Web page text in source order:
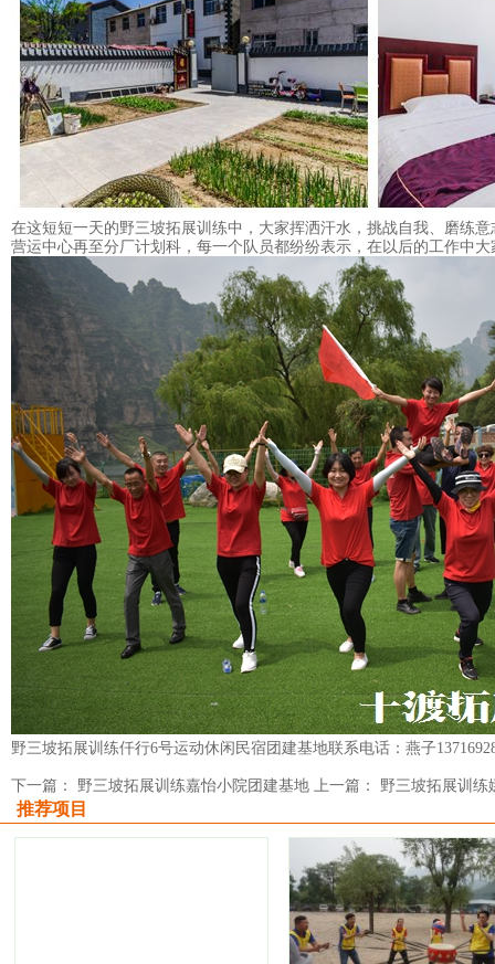
在这短短一天的野三坡拓展训练中，大家挥洒汗水， 挑战自我、磨练
营运中心再至分厂计划科，每一个队员都纷纷表示，在以后的工作中
野三坡拓展训练仟行6号运动休闲民宿团建基地联系电话：燕子
下一篇： 野三坡拓展训练嘉怡小院团建基地 上一篇： 野三坡拓展训练
推荐项目